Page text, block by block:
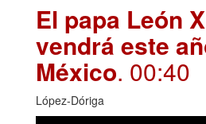
El papa León
vendrá este
México. 00:40
López-Dóriga